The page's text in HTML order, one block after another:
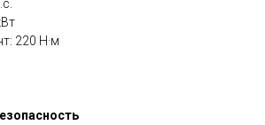
220 Н·м